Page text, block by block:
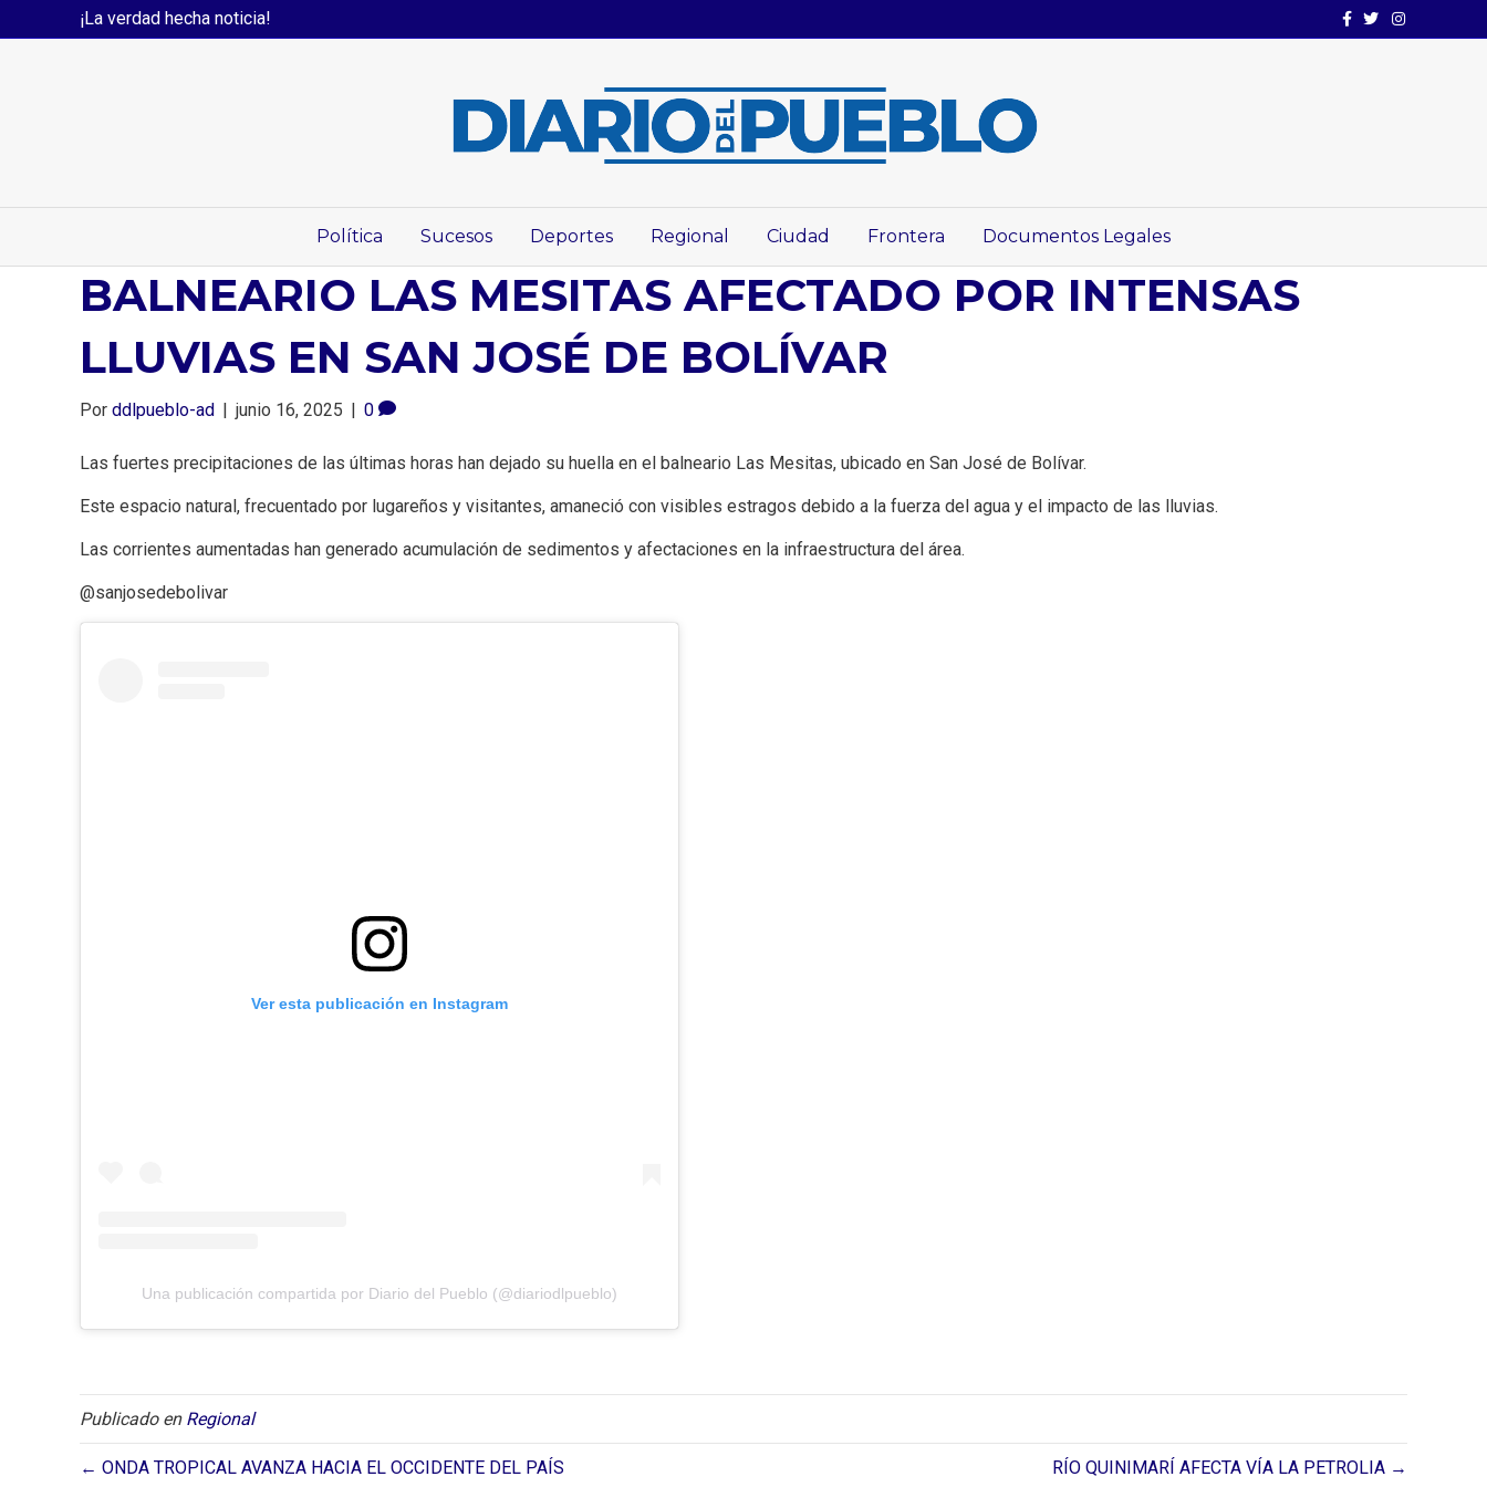
¡La verdad hecha noticia! Facebook
TwitterInstagram
Política Sucesos Deportes Regional Ciudad Frontera Documentos Legales
BALNEARIO LAS MESITAS AFECTADO POR INTENSAS
LLUVIAS EN SAN JOSÉ DE BOLÍVAR
Por ddlpueblo-ad junio 16, 2025 0
Las fuertes precipitaciones de las últimas horas han dejado su huella en el balneario Las Mesitas, ubicado en San José de Bolívar.
Este espacio natural, frecuentado por lugareños y visitantes, amaneció con visibles estragos debido a la fuerza del agua y el impacto de las lluvias.
Las corrientes aumentadas han generado acumulación de sedimentos y afectaciones en la infraestructura del área.
@sanjosedebolivar
Ver esta publicación en Instagram
Una publicación compartida por Diario del Pueblo (@diariodlpueblo)
Publicado en Regional
← ONDA TROPICAL AVANZA HACIA EL OCCIDENTE DEL PAÍS RÍO QUINIMARÍ AFECTA VÍA LA PETROLIA →